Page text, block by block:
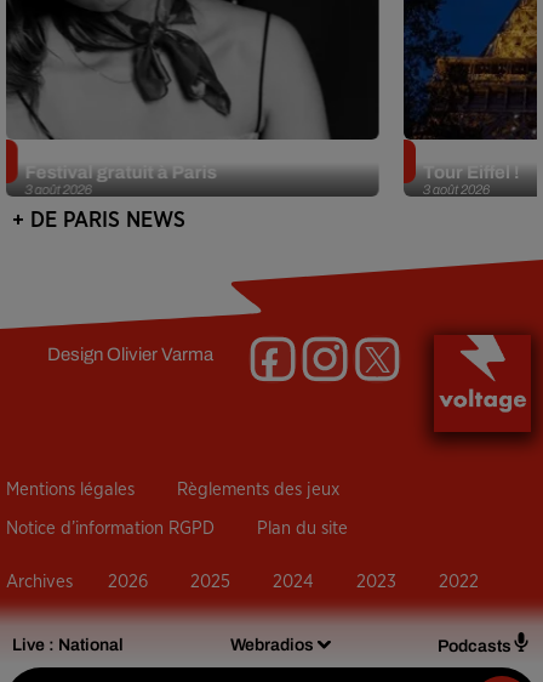
Live : National Webradios Podcasts
3 août 2026
Festival gratuit à Paris
3 août 2026
Tour Eiffel !
+ DE PARIS NEWS
DesignOlivier Varma
Mentions légales Règlements des jeux
Notice d’information RGPD Plan du site
Archives 2026 2025 2024 2023 2022